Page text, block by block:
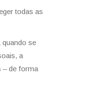
todas as
quando se
a
– de forma